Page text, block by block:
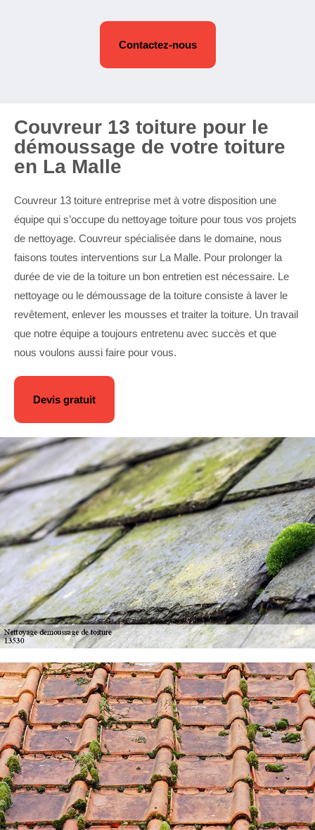
Contactez-nous
Couvreur 13 toiture pour le
démoussage de votre toiture
en La Malle
Couvreur 13 toiture entreprise met à votre disposition une
équipe qui s’occupe du nettoyage toiture pour tous vos projets
de nettoyage. Couvreur spécialisée dans le domaine, nous
faisons toutes interventions sur La Malle. Pour prolonger la
durée de vie de la toiture un bon entretien est nécessaire. Le
nettoyage ou le démoussage de la toiture consiste à laver le
revêtement, enlever les mousses et traiter la toiture. Un travail
que notre équipe a toujours entretenu avec succès et que
nous voulons aussi faire pour vous.
Devis gratuit